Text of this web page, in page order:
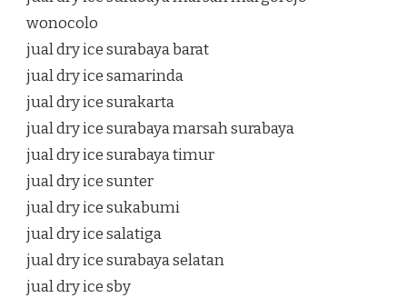
wonocolo
jual dry ice surabaya barat
jual dry ice samarinda
jual dry ice surakarta
jual dry ice surabaya marsah surabaya
jual dry ice surabaya timur
jual dry ice sunter
jual dry ice sukabumi
jual dry ice salatiga
jual dry ice surabaya selatan
jual dry ice sby